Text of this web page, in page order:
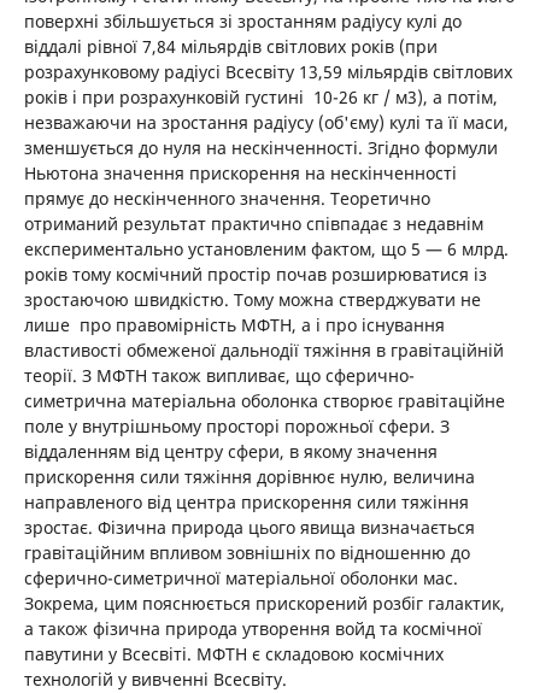
поверхні збільшується зі зростанням радіусу кулі до
віддалі рівної 7,84 мільярдів світлових років (при
розрахунковому радіусі Всесвіту 13,59 мільярдів світлових
років і при розрахунковій густині 10-26 кг / м3), а потім,
незважаючи на зростання радіусу (об'єму) кулі та її маси,
зменшується до нуля на нескінченності. Згідно формули
Ньютона значення прискорення на нескінченності
прямує до нескінченного значення. Теоретично
отриманий результат практично співпадає з недавнім
експериментально установленим фактом, що 5 — 6 млрд.
років тому космічний простір почав розширюватися із
зростаючою швидкістю. Тому можна стверджувати не
лише про правомірність МФТН, а і про існування
властивості обмеженої дальнодії тяжіння в гравітаційній
теорії. З МФТН також випливає, що сферично-
симетрична матеріальна оболонка створює гравітаційне
поле у внутрішньому просторі порожньої сфери. З
віддаленням від центру сфери, в якому значення
прискорення сили тяжіння дорівнює нулю, величина
направленого від центра прискорення сили тяжіння
зростає. Фізична природа цього явища визначається
гравітаційним впливом зовнішніх по відношенню до
сферично-симетричної матеріальної оболонки мас.
Зокрема, цим пояснюється прискорений розбіг галактик,
а також фізична природа утворення войд та космічної
павутини у Всесвіті. МФТН є складовою космічних
технологій у вивченні Всесвіту.